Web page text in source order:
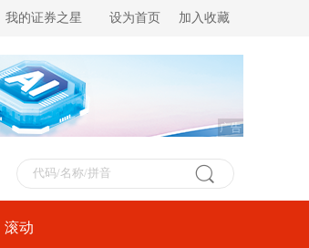
加入收藏
设为首页
我的证券之星
广告
滚动